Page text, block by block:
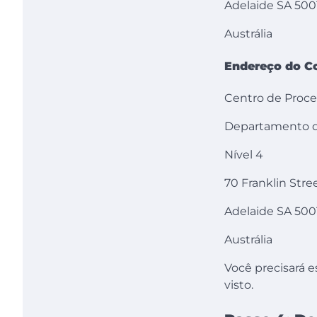
Adelaide SA
Austrália
Endereço do
Centro de
Departamento
Nível 4
70 Franklin
Adelaide SA
Austrália
Você precisará
visto.